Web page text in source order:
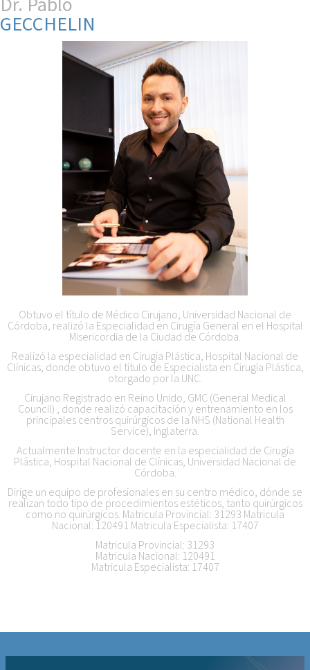
GECCHELIN
Obtuvo el título de Médico Cirujano, Universidad Nacional de
Córdoba, realizó la Especialidad en Cirugía General en el Hospital
Misericordia de la Ciudad de Córdoba.
Realizó la especialidad en Cirugía Plástica, Hospital Nacional de
Clínicas, donde obtuvo el título de Especialista en Cirugía Plástica,
otorgado por la UNC.
Cirujano Registrado en Reino Unido, GMC (General Medical
Council) , donde realizó capacitación y entrenamiento en los
principales centros quirúrgicos de la NHS (National Health
Service), Inglaterra.
Actualmente Instructor docente en la especialidad de Cirugía
Plástica, Hospital Nacional de Clínicas, Universidad Nacional de
Córdoba.
Dirige un equipo de profesionales en su centro médico, dónde se
realizan todo tipo de procedimientos estéticos, tanto quirúrgicos
como no quirúrgicos. Matricula Provincial: 31293 Matricula
Nacional: 120491 Matricula Especialista: 17407
Matricula Provincial: 31293
Matricula Nacional: 120491
Matricula Especialista: 17407